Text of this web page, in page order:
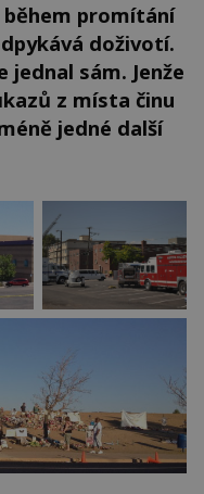
během promítání
doživotí.
jednal sám. Jenže
z místa činu
jedné další